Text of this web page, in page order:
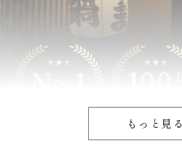
もっと見る